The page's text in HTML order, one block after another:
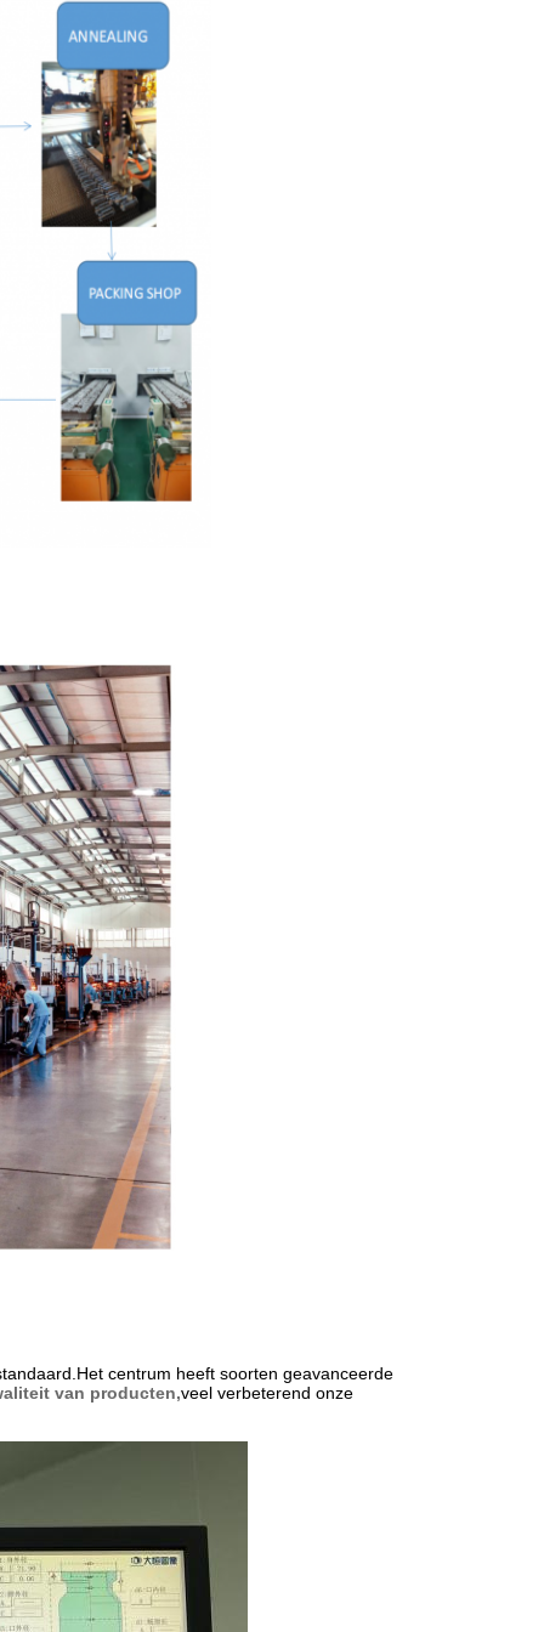
centrum heeft soorten geavanceerde
van producten,veel verbeterend onze